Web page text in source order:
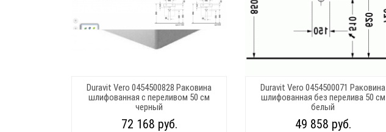
Duravit Vero 0454500828 Раковина
шлифованная с переливом 50 см
черный
72 168 руб.
Duravit Vero 0454500071 Раковина
шлифованная без перелива 50 см
белый
49 858 руб.